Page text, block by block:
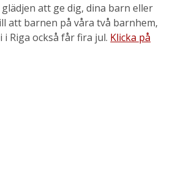
att ge dig, dina barn eller
att barnen på våra två barnhem,
i Riga också får fira jul. Klicka på